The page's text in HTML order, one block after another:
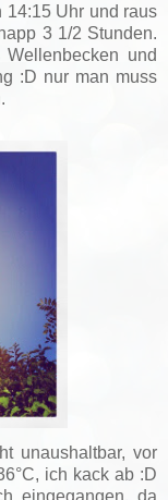
Uhr und raus
3 1/2 Stunden.
und
:D nur man muss
unaushaltbar, vor
ich kack ab :D
eingegangen, da